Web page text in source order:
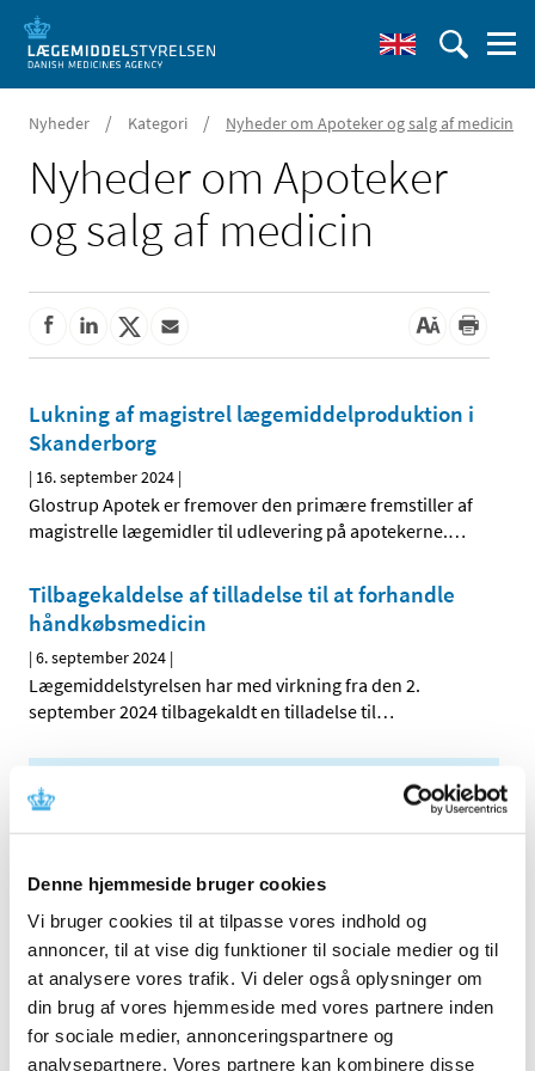
Denne hjemmeside bruger cookies
Vi bruger cookies til at tilpasse vores indhold og
annoncer, til at vise dig funktioner til sociale medier og til
at analysere vores trafik. Vi deler også oplysninger om
din brug af vores hjemmeside med vores partnere inden
for sociale medier, annonceringspartnere og
analysepartnere. Vores partnere kan kombinere disse
Nyheder / Kategori / Nyheder om Apoteker og salg af medicin
Nyheder om Apoteker
og salg af medicin
Lukning af magistrel lægemiddelproduktion i
Skanderborg
| 16. september 2024 |
Glostrup Apotek er fremover den primære fremstiller af
magistrelle lægemidler til udlevering på apotekerne.…
Tilbagekaldelse af tilladelse til at forhandle
håndkøbsmedicin
|6. september 2024 |
Lægemiddelstyrelsen har med virkning fra den 2.
september 2024 tilbagekaldt en tilladelse til…
Alle (342)
TID
2024 (30)
december (1)
november (3)
oktober (6)
september (2)